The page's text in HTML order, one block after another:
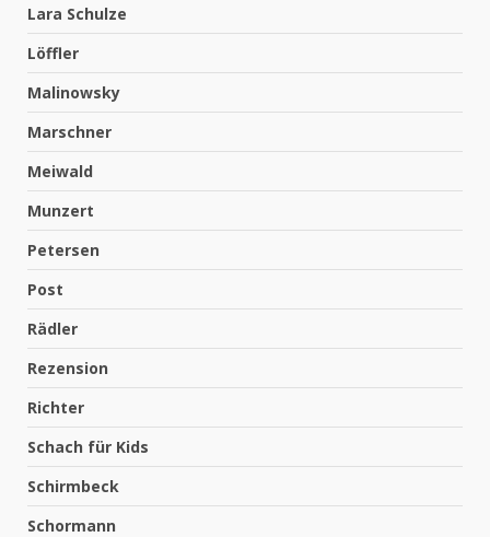
Lara Schulze
Löffler
Malinowsky
Marschner
Meiwald
Munzert
Petersen
Post
Rädler
Rezension
Richter
Schach für Kids
Schirmbeck
Schormann